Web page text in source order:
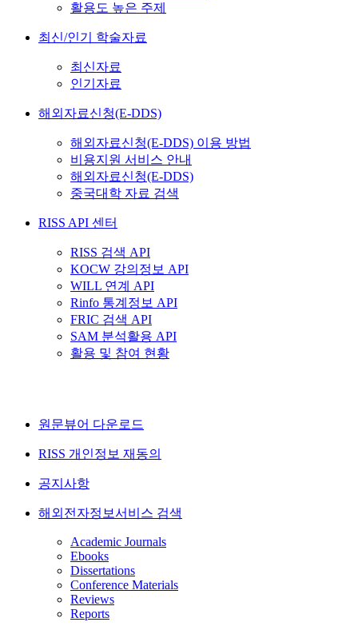
활용도 높은 주제
최신/인기 학술자료
최신자료
인기자료
해외자료신청(E-DDS)
해외자료신청(E-DDS) 이용 방법
비용지원 서비스 안내
해외자료신청(E-DDS)
중국대학 자료 검색
RISS API 센터
RISS 검색 API
KOCW 강의정보 API
WILL 연계 API
Rinfo 통계정보 API
FRIC 검색 API
SAM 분석활용 API
활용 및 참여 현황
원문뷰어 다운로드
RISS 개인정보 재동의
공지사항
해외전자정보서비스 검색
Academic Journals
Ebooks
Dissertations
Conference Materials
Reviews
Reports